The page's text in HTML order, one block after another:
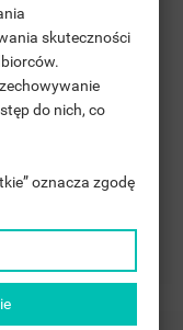
NA
((LOGINTEXT))
skuteczności
do nich, co
oznacza zgodę